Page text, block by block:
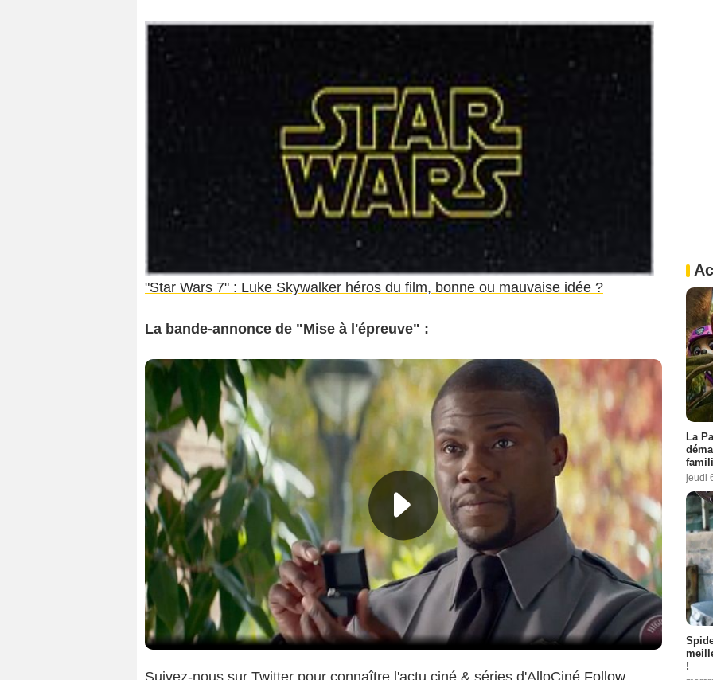
"Star Wars 7" : Luke Skywalker héros du film, bonne ou mauvaise idée ?
La bande-annonce de "Mise à l'épreuve" :
La
jeudi
!